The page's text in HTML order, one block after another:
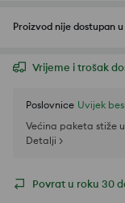
Proizvod nije dostupan
Vrijeme i trošak
Poslovnice Uvijek
Većina paketa stiže
Detalji >
Povrat u roku 30